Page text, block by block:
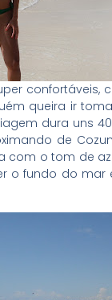
confortáveis,
queira ir
dura uns
de
com o tom de
o fundo do mar